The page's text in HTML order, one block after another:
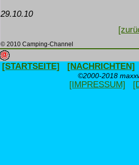
29.10.10
© 2010 Camping-Channel
[STARTSEITE] [NACHRICHTEN]
©2000-2018
[IMPRESSUM]